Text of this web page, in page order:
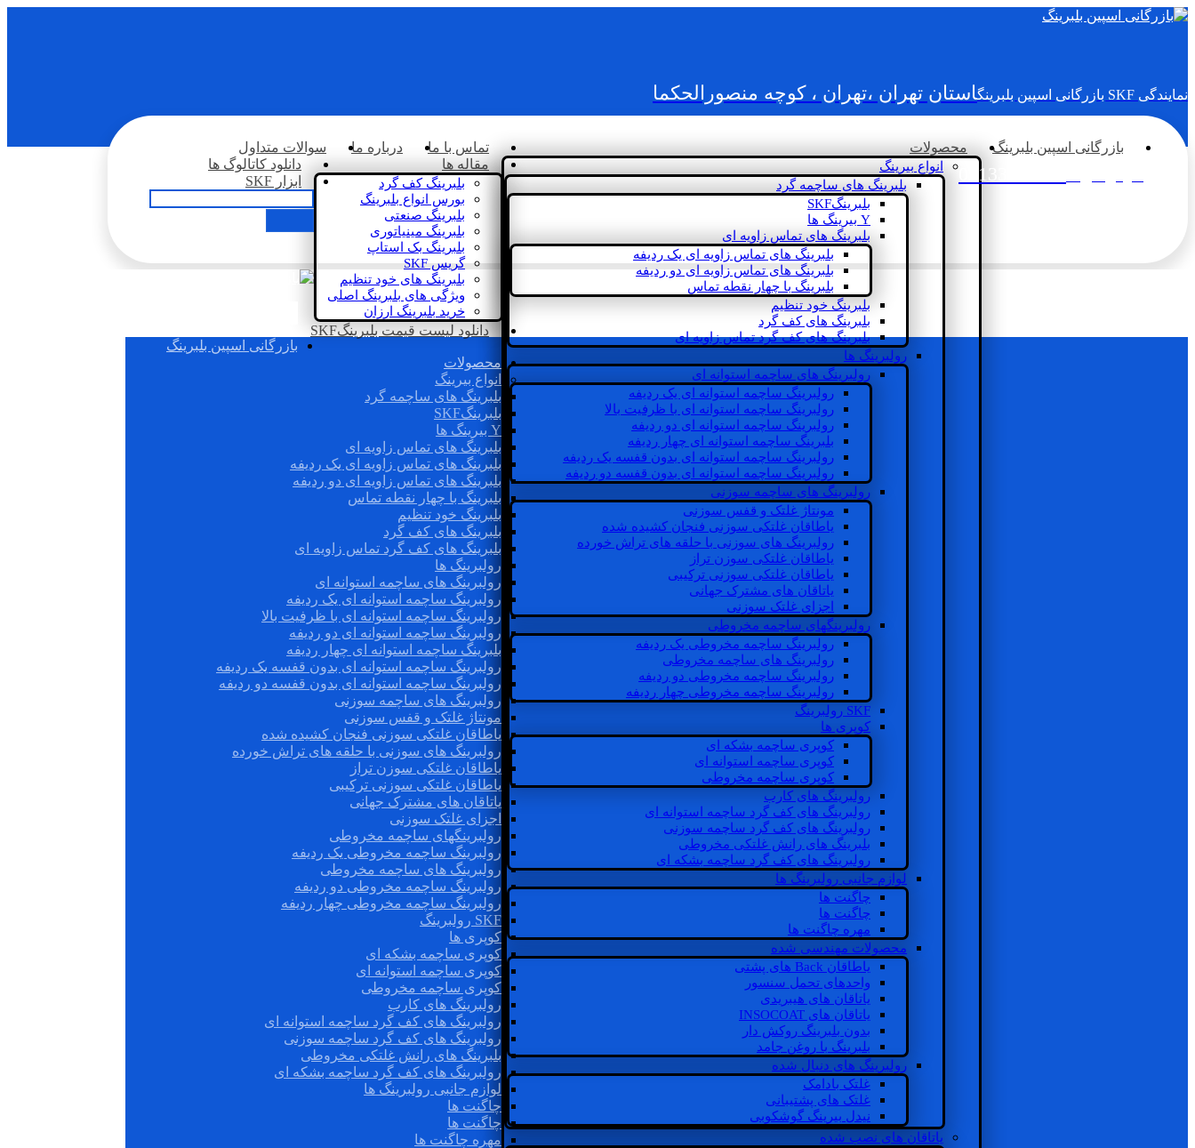
نمایندگی SKF بازرگانی اسپین بلبرینگ استان تهران ،تهران ، کوچه منصورالحکما
02133936833
بازرگانی اسپین بلبرینگ محصولات
انواع بیرینگ
بلبرینگ های ساچمه گرد
بلبرینگSKF
Y بیرینگ ها
بلبرینگ های تماس زاویه ای
بلبرینگ های تماس زاویه ای یک ردیفه
بلبرینگ های تماس زاویه ای دو ردیفه
بلبرینگ با چهار نقطه تماس
بلبرینگ خود تنظیم
بلبرینگ های کف گرد
بلبرینگ های کف گرد تماس زاویه ای
رولبرینگ ها
رولبرینگ های ساچمه استوانه ای
رولبرینگ ساچمه استوانه ای یک ردیفه
رولبرینگ ساچمه استوانه ای با ظرفیت بالا
رولبرینگ ساچمه استوانه ای دو ردیفه
بلبرینگ ساچمه استوانه ای چهار ردیفه
رولبرینگ ساچمه استوانه ای بدون قفسه یک ردیفه
رولبرینگ ساچمه استوانه ای بدون قفسه دو ردیفه
رولبرینگ های ساچمه سوزنی
مونتاژ غلتک و قفس سوزنی
یاطاقان غلتکی سوزنی فنجان کشیده شده
رولبرینگ های سوزنی با حلقه های تراش خورده
یاطاقان غلتکی سوزن تراز
یاطاقان غلتکی سوزنی ترکیبی
یاتاقان های مشترک جهانی
اجزای غلتک سوزنی
رولبرینگهای ساچمه مخروطی
رولبرینگ ساچمه مخروطی یک ردیفه
رولبرینگ های ساچمه مخروطی
رولبرینگ ساچمه مخروطی دو ردیفه
رولبرینگ ساچمه مخروطی چهار ردیفه
SKF رولبرینگ
کوپری ها
کوپری ساچمه بشکه ای
کوپری ساچمه استوانه ای
کوپری ساچمه مخروطی
رولبرینگ های کارب
رولبرینگ های کف گرد ساچمه استوانه ای
رولبرینگ های کف گرد ساچمه سوزنی
بلبرینگ های رانش غلتکی مخروطی
رولبرینگ های کف گرد ساچمه بشکه ای
لوازم جانبی رولبرینگ ها
چاگنت ها
چاگنت ها
مهره چاگنت ها
محصولات مهندسی شده
یاطاقان Back های پشتی
واحدهای تحمل سنسور
یاتاقان های هیبریدی
یاتاقان های INSOCOAT
بدون بلبرینگ روکش دار
بلبرینگ با روغن جامد
رولبرینگ های دنبال شده
غلتک بادامک
غلتک های پشتیبانی
نیدل بیرینگ گوشکوبی
یاتاقان های نصب شده
تماس با ما درباره ما
سوالات متداول
مقاله ها
بلبرینگ کف گرد
بورس انواع بلبرینگ
بلبرینگ صنعتی
بلبرینگ مینیاتوری
بلبرینگ بک استاپ
گریس SKF
بلبرینگ های خود تنظیم
ویژگی های بلبرینگ اصلی
خرید بلبرینگ ارزان
دانلود کاتالوگ ها
ابزار SKF
دانلود لیست قیمت بلبرینگSKF
بازرگانی اسپین بلبرینگ
محصولات
انواع بیرینگ
بلبرینگ های ساچمه گرد
بلبرینگSKF
Y بیرینگ ها
بلبرینگ های تماس زاویه ای
بلبرینگ های تماس زاویه ای یک ردیفه
بلبرینگ های تماس زاویه ای دو ردیفه
بلبرینگ با چهار نقطه تماس
بلبرینگ خود تنظیم
بلبرینگ های کف گرد
بلبرینگ های کف گرد تماس زاویه ای
رولبرینگ ها
رولبرینگ های ساچمه استوانه ای
رولبرینگ ساچمه استوانه ای یک ردیفه
رولبرینگ ساچمه استوانه ای با ظرفیت بالا
رولبرینگ ساچمه استوانه ای دو ردیفه
بلبرینگ ساچمه استوانه ای چهار ردیفه
رولبرینگ ساچمه استوانه ای بدون قفسه یک ردیفه
رولبرینگ ساچمه استوانه ای بدون قفسه دو ردیفه
رولبرینگ های ساچمه سوزنی
مونتاژ غلتک و قفس سوزنی
یاطاقان غلتکی سوزنی فنجان کشیده شده
رولبرینگ های سوزنی با حلقه های تراش خورده
یاطاقان غلتکی سوزن تراز
یاطاقان غلتکی سوزنی ترکیبی
یاتاقان های مشترک جهانی
اجزای غلتک سوزنی
رولبرینگهای ساچمه مخروطی
رولبرینگ ساچمه مخروطی یک ردیفه
رولبرینگ های ساچمه مخروطی
رولبرینگ ساچمه مخروطی دو ردیفه
رولبرینگ ساچمه مخروطی چهار ردیفه
SKF رولبرینگ
کوپری ها
کوپری ساچمه بشکه ای
کوپری ساچمه استوانه ای
کوپری ساچمه مخروطی
رولبرینگ های کارب
رولبرینگ های کف گرد ساچمه استوانه ای
رولبرینگ های کف گرد ساچمه سوزنی
بلبرینگ های رانش غلتکی مخروطی
رولبرینگ های کف گرد ساچمه بشکه ای
لوازم جانبی رولبرینگ ها
چاگنت ها
چاگنت ها
مهره چاگنت ها